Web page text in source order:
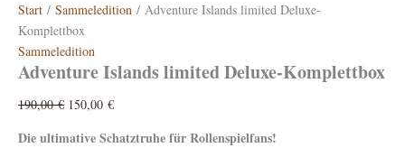
Start / Sammeledition / Adventure Islands limited Deluxe-
Komplettbox
Sammeledition
Adventure Islands limited Deluxe-Komplettbox
190,00€ Ursprünglicher
war:
150,00 €Aktueller
ist:
Die ultimative Schatztruhe für Rollenspielfans!